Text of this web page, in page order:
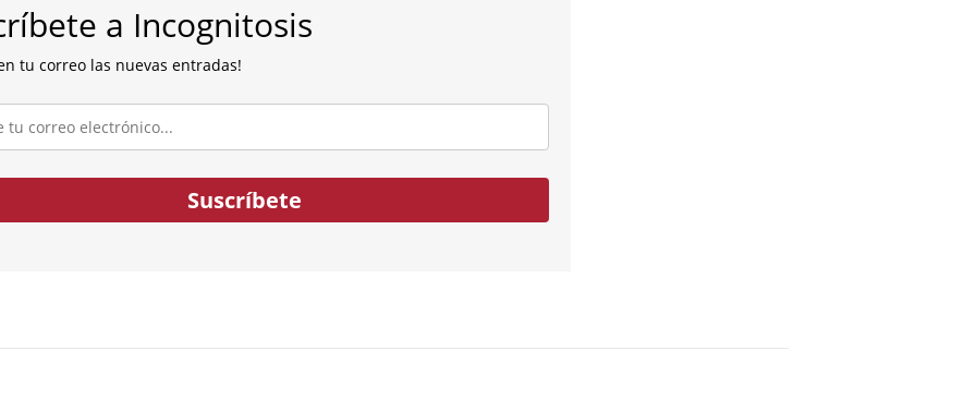
a Incognitosis
tu correo las nuevas entradas!
Suscríbete